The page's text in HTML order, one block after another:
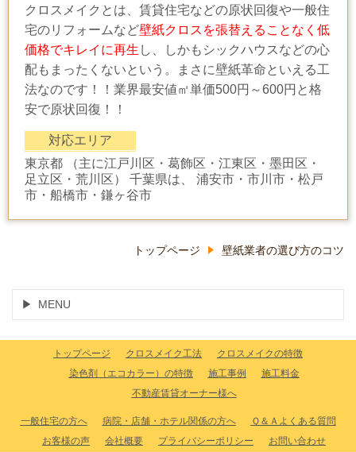
クロスメイクとは、賃貸住宅などの原状回復や一般住
宅のリフォームなど壁紙クロスを張替えることなく低
価格でキレイに再生 し、しかもシックハウスなどの心
配もまったくないという。まさに壁紙革命といえる工
法なのです！！業界最安値㎡単価500円～600円と格
安で原状回復！！
対応エリア
東京都 （主に江戸川区・葛飾区・江東区・墨田区・
足立区・荒川区） 千葉県は、 浦安市・市川市・松戸
市・船橋市・鎌ヶ谷市
トップページ 壁紙業者の選び方のコツ
MENU
トップページ クロスメイク工法
クロスメイクの特徴
染色剤（エコカラー）の特徴
施工事例
施工料金
不動産賃貸オーナー様へ
一般住宅の方へ 病院・店舗・ホテル関係の方へ
Ｑ＆Ａよくある質問
お客様の声
会社概要 プライバシーポリシー お問い合わせ